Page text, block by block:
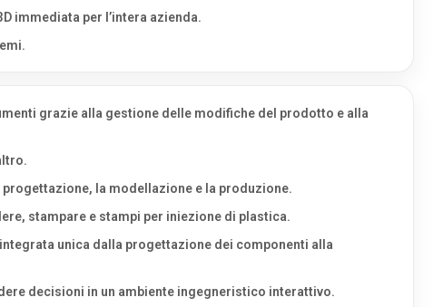
immediata per l’intera azienda.
grazie alla gestione delle modifiche del prodotto e alla
la modellazione e la produzione.
stampare e stampi per iniezione di plastica.
unica dalla progettazione dei componenti alla
decisioni in un ambiente ingegneristico interattivo.